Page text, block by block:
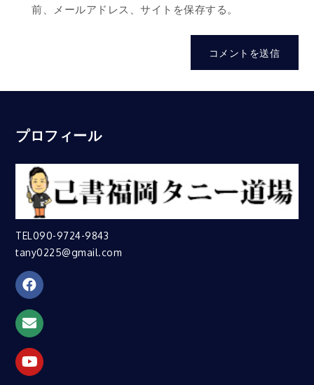
前、メールアドレス、サイトを保存する。
プロフィール
TEL090-9724-9843
tany0225@gmail.com